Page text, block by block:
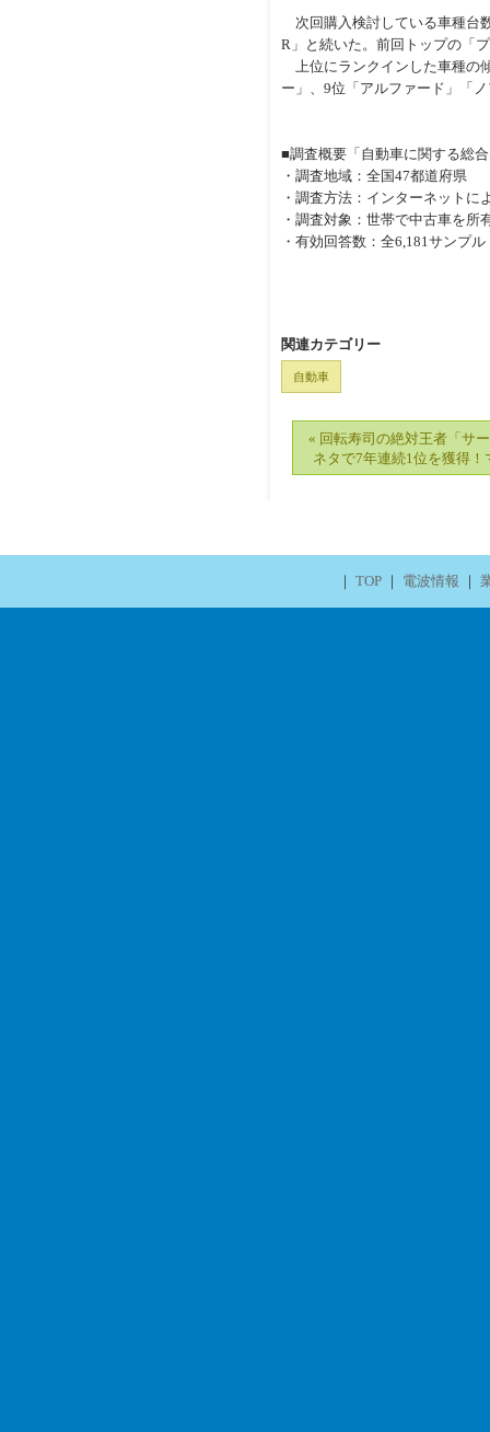
次回購入検討している車種台
R」と続いた。前回トップの「
上位にランクインした車種の
ー」、9位「アルファード」「
■調査概要「自動車に関する総
・調査地域：全国47都道府県
・調査方法：インターネットに
・調査対象：世帯で中古車を所
・有効回答数：全6,181サンプル
関連カテゴリー
自動車
« 回転寿司の絶対王者「サ
ネタで7年連続1位を獲得
｜ TOP｜ 電波情報 ｜